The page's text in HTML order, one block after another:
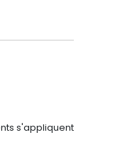
s'appliquent